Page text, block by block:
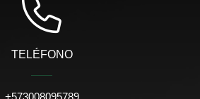
TELÉFONO
+573008095789